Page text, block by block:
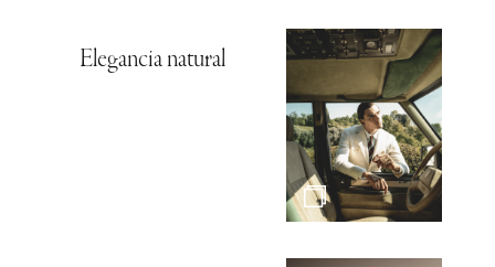
Elegancia natural